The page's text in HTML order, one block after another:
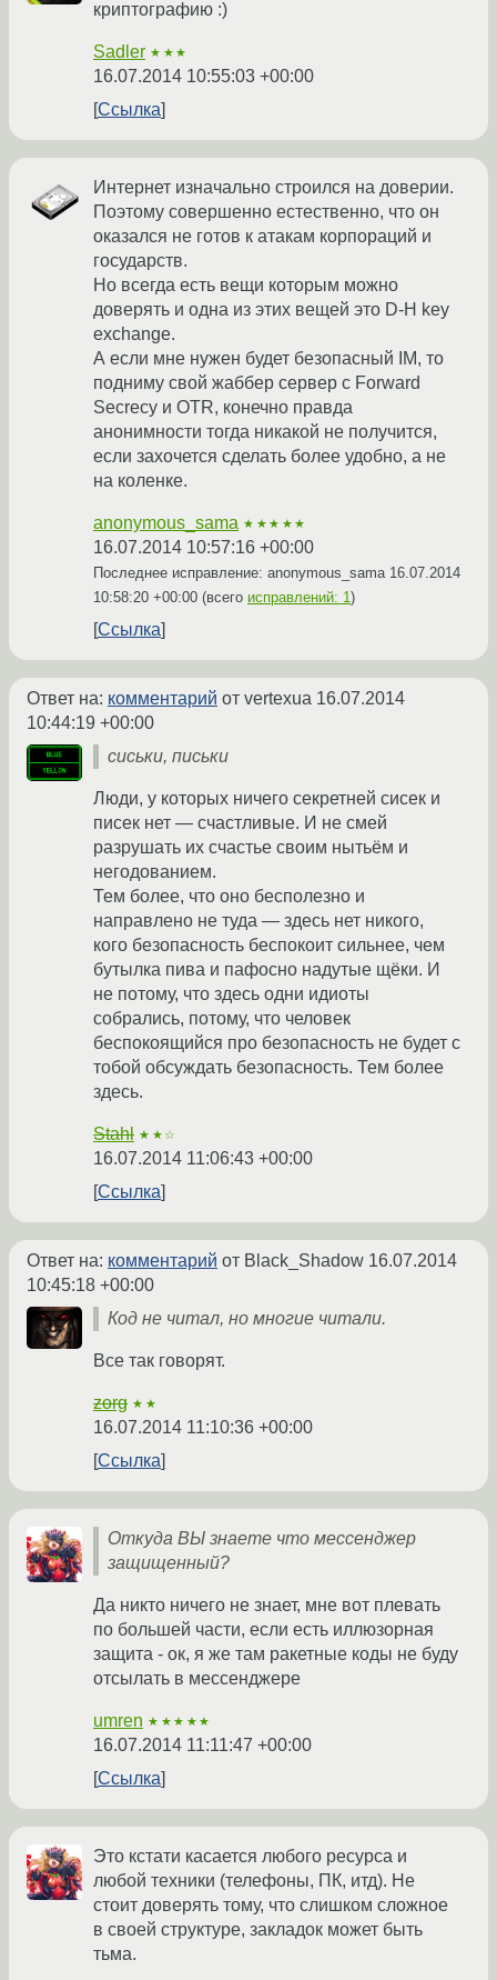
криптографию :)
Sadler ★★★
16.07.2014 10:55:03 +00:00
Ссылка
Интернет изначально строился на доверии.
Поэтому совершенно естественно, что он
оказался не готов к атакам корпораций и
государств.
Но всегда есть вещи которым можно
доверять и одна из этих вещей это D-H key
exchange.
А если мне нужен будет безопасный IM, то
подниму свой жаббер сервер с Forward
Secrecy и OTR, конечно правда
анонимности тогда никакой не получится,
если захочется сделать более удобно, а не
на коленке.
anonymous_sama ★★★★★
16.07.2014 10:57:16 +00:00
Последнее исправление: anonymous_sama 16.07.2014
10:58:20 +00:00 (всего исправлений: 1)
Ссылка
Ответ на: комментарий от vertexua 16.07.2014
10:44:19 +00:00
сиськи, письки
Люди, у которых ничего секретней сисек и
писек нет — счастливые. И не смей
разрушать их счастье своим нытьём и
негодованием.
Тем более, что оно бесполезно и
направлено не туда — здесь нет никого,
кого безопасность беспокоит сильнее, чем
бутылка пива и пафосно надутые щёки. И
не потому, что здесь одни идиоты
собрались, потому, что человек
беспокоящийся про безопасность не будет с
тобой обсуждать безопасность. Тем более
здесь.
Stahl ★★☆
16.07.2014 11:06:43 +00:00
Ссылка
Ответ на: комментарий от Black_Shadow 16.07.2014
10:45:18 +00:00
Код не читал, но многие читали.
Все так говорят.
zorg ★★
16.07.2014 11:10:36 +00:00
Ссылка
Откуда ВЫ знаете что мессенджер
защищенный?
Да никто ничего не знает, мне вот плевать
по большей части, если есть иллюзорная
защита - ок, я же там ракетные коды не буду
отсылать в мессенджере
umren ★★★★★
16.07.2014 11:11:47 +00:00
Ссылка
Это кстати касается любого ресурса и
любой техники (телефоны, ПК, итд). Не
стоит доверять тому, что слишком сложное
в своей структуре, закладок может быть
тьма.